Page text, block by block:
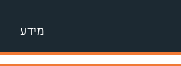
מידע